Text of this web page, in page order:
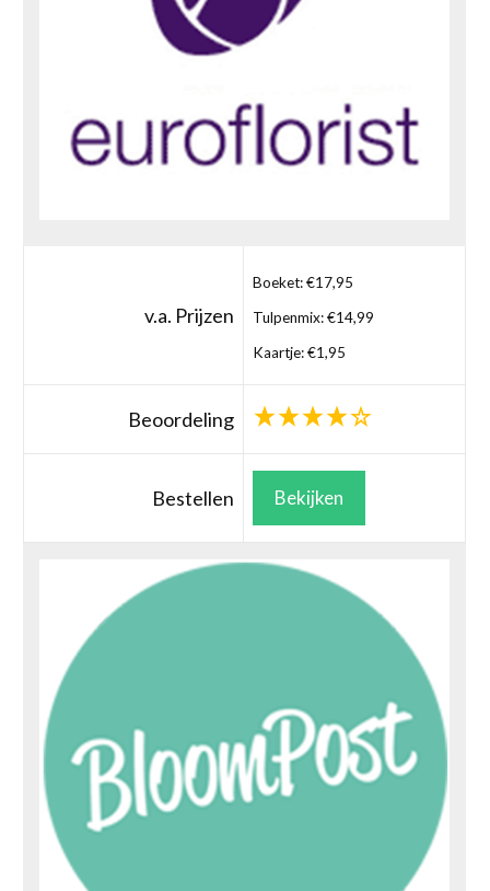
v.a. Prijzen
Boeket: €17,95
Tulpenmix: €14,99
Kaartje: €1,95
Beoordeling
Bestellen Bekijken